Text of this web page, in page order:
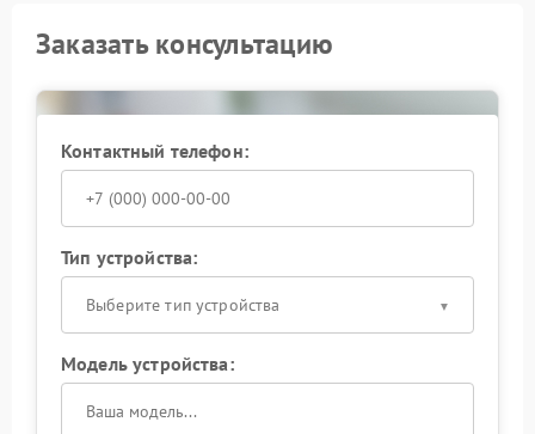
Заказать консультацию
Контактный телефон:
Тип устройства:
Выберите тип устройства
Модель устройства: